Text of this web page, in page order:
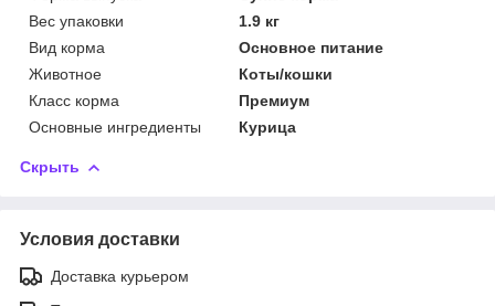
Вес упаковки
1.9 кг
Вид корма
Основное питание
Животное
Коты/кошки
Класс корма
Премиум
Основные ингредиенты
Курица
Скрыть
Условия доставки
Доставка курьером